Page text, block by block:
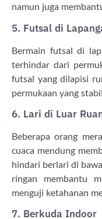
namun juga
5. Futsal di
Bermain futsal di
terhindar dari
futsal yang dilapisi
permukaan yang
6. Lari di Luar
Beberapa orang
cuaca mendung
hindari berlari di
ringan membantu
menguji ketahanan
7. Berkuda Indoor